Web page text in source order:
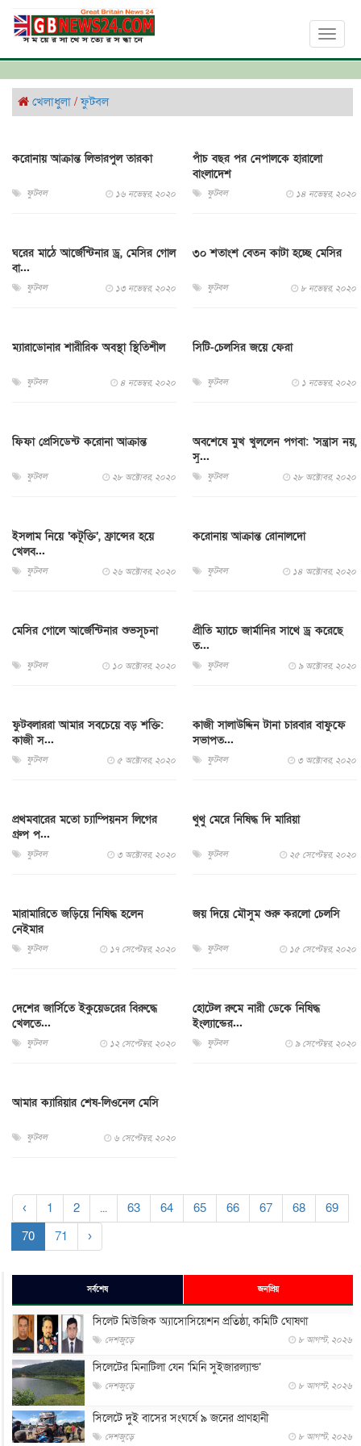
Toggle
খেলাধুলা /ফুটবল
করোনায় আক্রান্ত লিভারপুল তারকা
ফুটবল ১৬ নভেম্বর, ২০২০
পাঁচ বছর পর নেপালকে হারালো
বাংলাদেশ
ফুটবল ১৪ নভেম্বর, ২০২০
ঘরের মাঠে আর্জেন্টিনার ড্র, মেসির গোল
বা...
ফুটবল ১৩ নভেম্বর, ২০২০
৩০ শতাংশ বেতন কাটা হচ্ছে মেসির
ফুটবল ৮ নভেম্বর, ২০২০
ম্যারাডোনার শারীরিক অবস্থা স্থিতিশীল
ফুটবল ৪ নভেম্বর, ২০২০
সিটি-চেলসির জয়ে ফেরা
ফুটবল ১ নভেম্বর, ২০২০
ফিফা প্রেসিডেন্ট করোনা আক্রান্ত
ফুটবল ২৮ অক্টোবর, ২০২০
অবশেষে মুখ খুললেন পগবা: ‘সন্ত্রাস নয়,
সু...
ফুটবল ২৮ অক্টোবর, ২০২০
ইসলাম নিয়ে ‘কটূক্তি’, ফ্রান্সের হয়ে
খেলব...
ফুটবল ২৬ অক্টোবর, ২০২০
করোনায় আক্রান্ত রোনালদো
ফুটবল ১৪ অক্টোবর, ২০২০
মেসির গোলে আর্জেন্টিনার শুভসূচনা
ফুটবল ১০ অক্টোবর, ২০২০
প্রীতি ম্যাচে জার্মানির সাথে ড্র করেছে
ত...
ফুটবল ৯ অক্টোবর, ২০২০
ফুটবলাররা আমার সবচেয়ে বড় শক্তি:
কাজী স...
ফুটবল ৫ অক্টোবর, ২০২০
কাজী সালাউদ্দিন টানা চারবার বাফুফে
সভাপত...
ফুটবল ৩ অক্টোবর, ২০২০
প্রথমবারের মতো চ্যাম্পিয়নস লিগের
গ্রুপ প...
ফুটবল ৩ অক্টোবর, ২০২০
থুথু মেরে নিষিদ্ধ দি মারিয়া
ফুটবল ২৫ সেপ্টেম্বর, ২০২০
মারামারিতে জড়িয়ে নিষিদ্ধ হলেন
নেইমার
ফুটবল ১৭ সেপ্টেম্বর, ২০২০
জয় দিয়ে মৌসুম শুরু করলো চেলসি
ফুটবল ১৫ সেপ্টেম্বর, ২০২০
দেশের জার্সিতে ইকুয়েডরের বিরুদ্ধে
খেলতে...
ফুটবল ১২ সেপ্টেম্বর, ২০২০
হোটেল রুমে নারী ডেকে নিষিদ্ধ
ইংল্যান্ডের...
ফুটবল ৯ সেপ্টেম্বর, ২০২০
আমার ক্যারিয়ার শেষ-লিওনেল মেসি
ফুটবল ৬ সেপ্টেম্বর, ২০২০
‹ 1 2 ... 63 64 65 66 67 68
69
70
71 ›
সর্বশেষ জনপ্রিয়
সিলেট মিউজিক অ্যাসোসিয়েশন প্রতিষ্ঠা, কমিটি ঘোষণা
দেশজুড়ে ৮ আগস্ট, ২০২৬
সিলেটের মিনাটিলা যেন ‘মিনি সুইজারল্যান্ড’
দেশজুড়ে ৮ আগস্ট, ২০২৬
সিলেটে দুই বাসের সংঘর্ষে ৯ জনের প্রাণহানী
দেশজুড়ে ৮ আগস্ট, ২০২৬